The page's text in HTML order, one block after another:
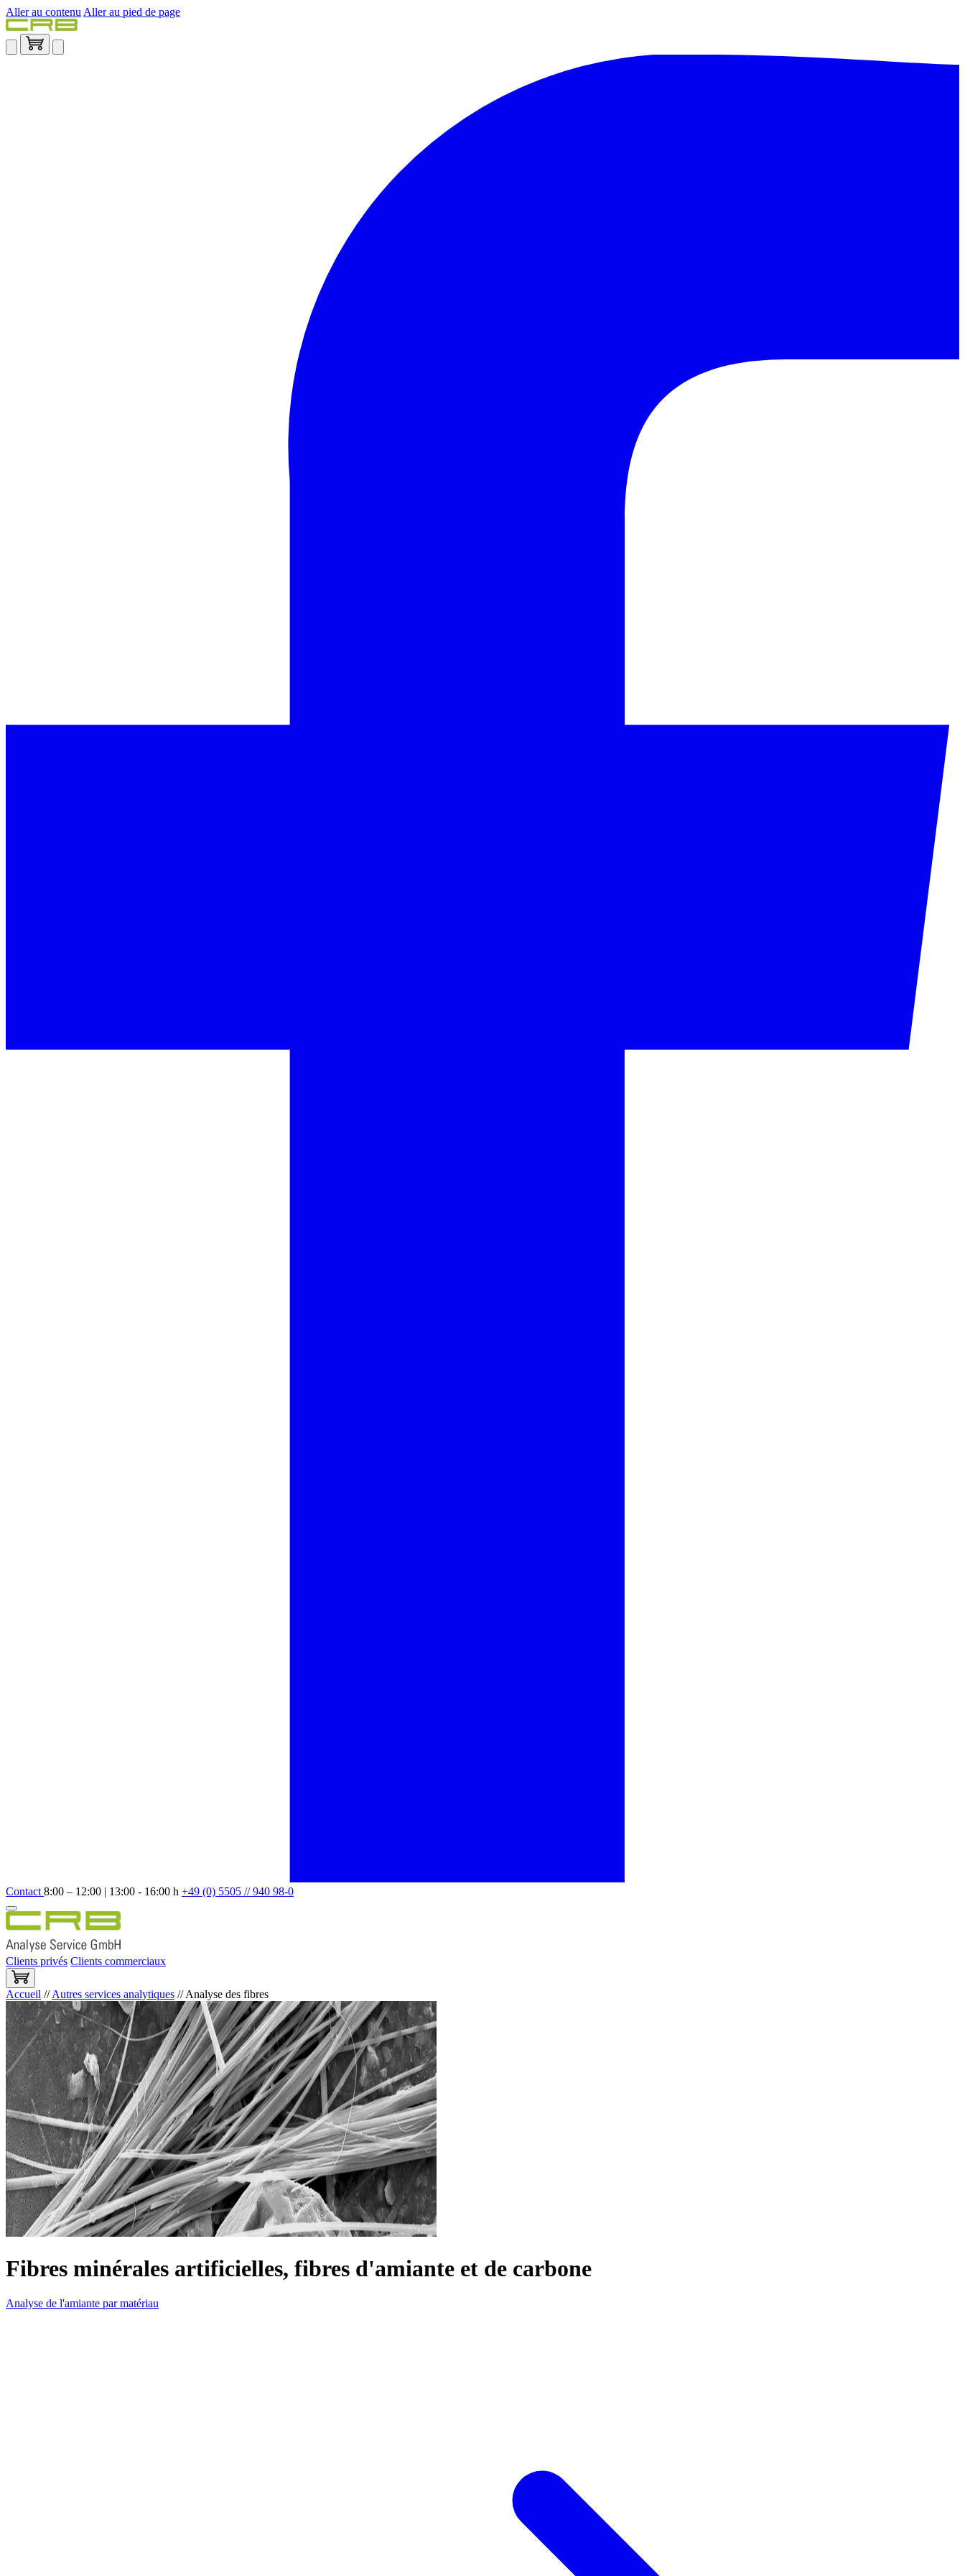
Aller au contenu Aller au pied de page
Contact 8:00 – 12:00 | 13:00 - 16:00 h +49 (0) 5505 // 940 98-0
Clients privés Clients commerciaux
Accueil //Autres services analytiques //Analyse des fibres
Fibres minérales artificielles, fibres d'amiante et de carbone
Analyse de l'amiante par matériau